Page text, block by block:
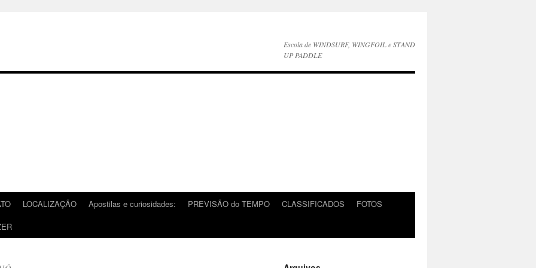
Escola de WINDSURF, WINGFOIL e STAND
UP PADDLE
LOCALIZAÇÃO Apostilas e curiosidades: PREVISÃO do TEMPO CLASSIFICADOS
FOTOS